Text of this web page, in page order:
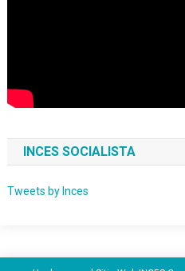
INCES SOCIALISTA
Tweets by Inces